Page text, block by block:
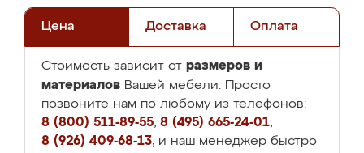
Цена Доставка Оплата
Стоимость зависит от размеров и
материалов Вашей мебели. Просто
позвоните нам по любому из телефонов:
8 (800) 511-89-55, 8 (495) 665-24-01,
8 (926) 409-68-13, и наш менеджер быстро